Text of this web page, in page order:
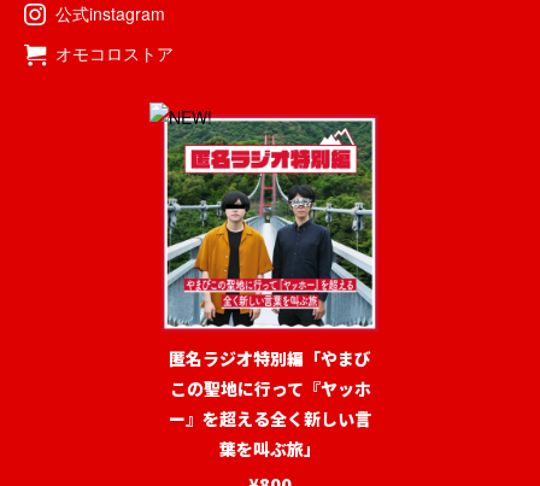
公式instagram
オモコロストア
匿名ラジオ特別編「やまび
この聖地に行って『ヤッホ
ー』を超える全く新しい言
葉を叫ぶ旅」